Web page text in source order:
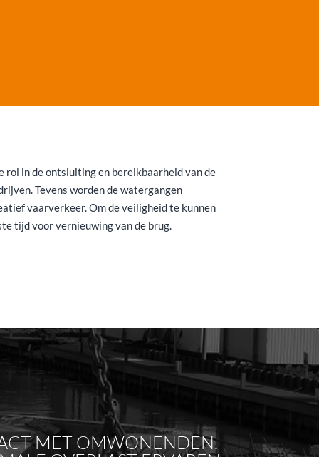
rol in de ontsluiting en bereikbaarheid van de
Tevens worden de watergangen
vaarverkeer. Om de veiligheid te kunnen
tijd voor vernieuwing van de brug.
MET OMWONENDEN.